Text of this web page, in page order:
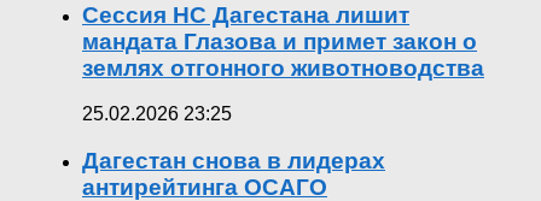
Сессия НС Дагестана лишит
мандата Глазова и примет закон о
землях отгонного животноводства
25.02.2026 23:25
Дагестан снова в лидерах
антирейтинга ОСАГО